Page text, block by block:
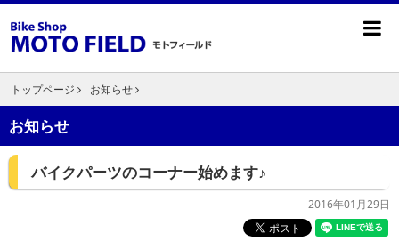
トップページ お知らせ
お知らせ
バイクパーツのコーナー始めます♪
2016年01月29日